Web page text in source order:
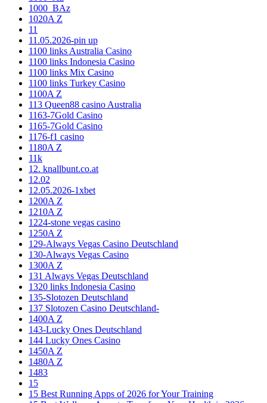
1000_BAz
1020A Z
11
11.05.2026-pin up
1100 links Australia Casino
1100 links Indonesia Casino
1100 links Mix Casino
1100 links Turkey Casino
1100A Z
113 Queen88 casino Australia
1163-7Gold Casino
1165-7Gold Casino
1176-f1 casino
1180A Z
11k
12. knallbunt.co.at
12.02
12.05.2026-1xbet
1200A Z
1210A Z
1224-stone vegas casino
1250A Z
129-Always Vegas Casino Deutschland
130-Always Vegas Casino
1300A Z
131 Always Vegas Deutschland
1320 links Indonesia Casino
135-Slotozen Deutschland
137 Slotozen Casino Deutschland-
1400A Z
143-Lucky Ones Deutschland
144 Lucky Ones Casino
1450A Z
1480A Z
1483
15
15 Best Running Apps of 2026 for Your Training